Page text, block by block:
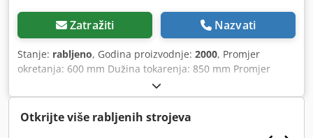
Zatražiti Nazvati
Stanje: rabljeno, Godina proizvodnje: 2000, Promjer
okretanja: 600 mm Dužina tokarenja: 850 mm Promjer
iznad suportnog kolica: 290 mm Upravljanje: Siemens 840D
Dužina tokarenja: 850 mm Credpfx Abeydfpdo Uof Promjer
okretanja preko stola: 600 mm X-os: 220 mm Z-os: 950 mm
Upravljanje: Siemens 840D Brzine vrtnje: 0-4500 okr/min
Otkrijte više rabljenih strojeva